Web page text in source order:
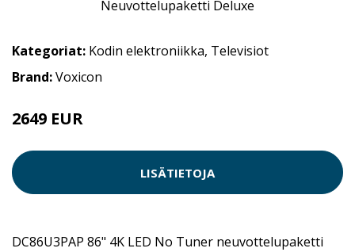
Kategoriat: Kodin elektroniikka, Televisiot
Brand:Voxicon
2649 EUR
LISÄTIETOJA
DC86U3PAP 86" 4K LED No Tuner neuvottelupaketti